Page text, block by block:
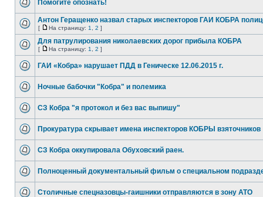
Помогите опознать!
Антон Геращенко назвал старых инспекторов ГАИ КОБРА
[ На страницу: 1 2 ]
Для патрулирования николаевских дорог прибыла КОБРА
[ На страницу: 1 2 ]
ГАИ «Кобра» нарушает ПДД в Геническе 12.06.2015 г.
Ночные бабочки "Кобра" и полемика
СЗ Кобра "я протокол и без вас выпишу"
Прокуратура скрывает имена инспекторов КОБРЫ взяточников
СЗ Кобра оккупировала Обуховский раен.
Полноценный документальный фильм о специальном
Столичные спецназовцы-гаишники отправляются в зону АТО